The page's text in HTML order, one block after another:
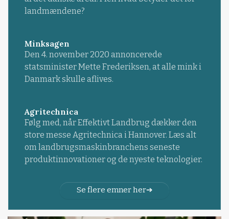
landmændene?
Minksagen
Den 4. november 2020 annoncerede
statsminister Mette Frederiksen, at alle mink i
Danmark skulle aflives.
Agritechnica
Følg med, når Effektivt Landbrug dækker den
store messe Agritechnica i Hannover. Læs alt
om landbrugsmaskinbranchens seneste
produktinnovationer og de nyeste teknologier.
Se flere emner her